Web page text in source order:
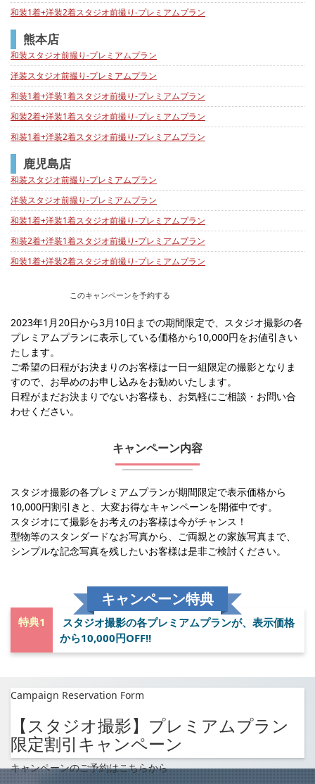
和装1着+洋装2着スタジオ前撮り-プレミアムプラン
熊本店
和装スタジオ前撮り-プレミアムプラン
洋装スタジオ前撮り-プレミアムプラン
和装1着+洋装1着スタジオ前撮り-プレミアムプラン
和装2着+洋装1着スタジオ前撮り-プレミアムプラン
和装1着+洋装2着スタジオ前撮り-プレミアムプラン
鹿児島店
和装スタジオ前撮り-プレミアムプラン
洋装スタジオ前撮り-プレミアムプラン
和装1着+洋装1着スタジオ前撮り-プレミアムプラン
和装2着+洋装1着スタジオ前撮り-プレミアムプラン
和装1着+洋装2着スタジオ前撮り-プレミアムプラン
このキャンペーンを予約する
2023年1月20日から3月10日までの期間限定で、スタジオ撮影の各
プレミアムプランに表示している価格から10,000円をお値引きい
たします。
ご希望の日程がお決まりのお客様は一日一組限定の撮影となりま
すので、お早めのお申し込みをお勧めいたします。
日程がまだお決まりでないお客様も、お気軽にご相談・お問い合
わせください。
キャンペーン内容
スタジオ撮影の各プレミアムプランが期間限定で表示価格から
10,000円割引きと、大変お得なキャンペーンを開催中です。
スタジオにて撮影をお考えのお客様は今がチャンス！
型物等のスタンダードなお写真から、ご両親との家族写真まで、
シンプルな記念写真を残したいお客様は是非ご検討ください。
キャンペーン特典
特典1
スタジオ撮影の各プレミアムプランが、表示価格
から10,000円OFF!!
Campaign Reservation Form
【スタジオ撮影】プレミアムプラン
限定割引キャンペーン
キャンペーンのご予約はこちらから